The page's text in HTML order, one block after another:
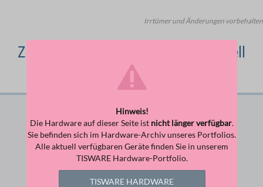
Irrtümer und Änderungen vorbehalten
Zubehör-Empfehlungen für Honeywell
EDA50K
Hinweis!
Die Hardware auf dieser Seite ist nicht länger verfügbar.
Sie befinden sich im Hardware-Archiv unseres Portfolios.
Alle aktuell verfügbaren Geräte finden Sie in unserem
TISWARE Hardware-Portfolio.
TISWARE HARDWARE